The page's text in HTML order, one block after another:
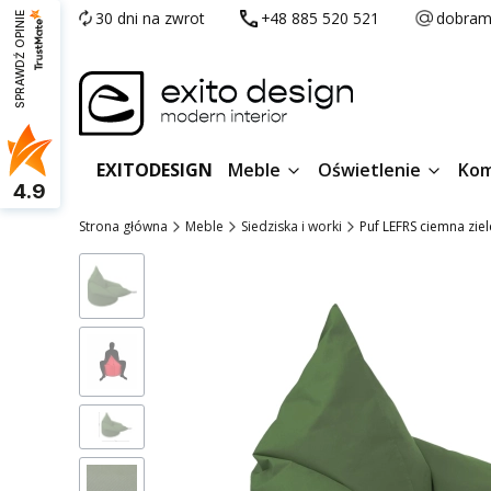
30 dni na zwrot +48 885 520 521
EXITODESIGN Meble Oświetlenie
Strona główna Meble Siedziska i worki Puf LEFRS ciemna
SPRAWDŹ OPINIE
4.9